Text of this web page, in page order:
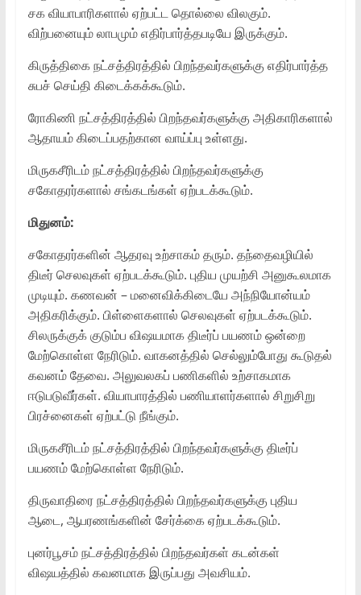
சக வியாபாரிகளால் ஏற்பட்ட தொல்லை விலகும்.
விற்பனையும் லாபமும் எதிர்பார்த்தபடியே இருக்கும்.
கிருத்திகை நட்சத்திரத்தில் பிறந்தவர்களுக்கு எதிர்பார்த்த
சுபச் செய்தி கிடைக்கக்கூடும்.
ரோகிணி நட்சத்திரத்தில் பிறந்தவர்களுக்கு அதிகாரிகளால்
ஆதாயம் கிடைப்பதற்கான வாய்ப்பு உள்ளது.
மிருகசீரிடம் நட்சத்திரத்தில் பிறந்தவர்களுக்கு
சகோதரர்களால் சங்கடங்கள் ஏற்படக்கூடும்.
மிதுனம்:
சகோதரர்களின் ஆதரவு உற்சாகம் தரும். தந்தைவழியில்
திடீர் செலவுகள் ஏற்படக்கூடும். புதிய முயற்சி அனுகூலமாக
முடியும். கணவன் – மனைவிக்கிடையே அந்நியோன்யம்
அதிகரிக்கும். பிள்ளைகளால் செலவுகள் ஏற்படக்கூடும்.
சிலருக்குக் குடும்ப விஷயமாக திடீர்ப் பயணம் ஒன்றை
மேற்கொள்ள நேரிடும். வாகனத்தில் செல்லும்போது கூடுதல்
கவனம் தேவை. அலுவலகப் பணிகளில் உற்சாகமாக
ஈடுபடுவீர்கள். வியாபாரத்தில் பணியாளர்களால் சிறுசிறு
பிரச்னைகள் ஏற்பட்டு நீங்கும்.
மிருகசீரிடம் நட்சத்திரத்தில் பிறந்தவர்களுக்கு திடீர்ப்
பயணம் மேற்கொள்ள நேரிடும்.
திருவாதிரை நட்சத்திரத்தில் பிறந்தவர்களுக்கு புதிய
ஆடை, ஆபரணங்களின் சேர்க்கை ஏற்படக்கூடும்.
புனர்பூசம் நட்சத்திரத்தில் பிறந்தவர்கள் கடன்கள்
விஷயத்தில் கவனமாக இருப்பது அவசியம்.